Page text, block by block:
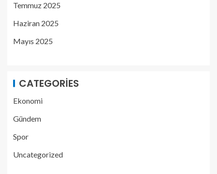
Temmuz 2025
Haziran 2025
Mayıs 2025
CATEGORIES
Ekonomi
Gündem
Spor
Uncategorized